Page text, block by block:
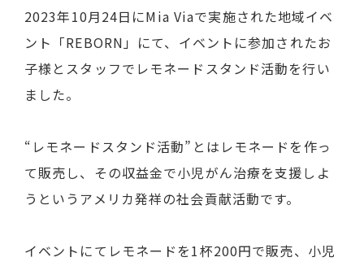
2023年10月24日にMia Viaで実施された地域イベ
ント「REBORN」にて、イベントに参加されたお
子様とスタッフでレモネードスタンド活動を行い
ました。
“レモネードスタンド活動”とはレモネードを作っ
て販売し、その収益金で小児がん治療を支援しよ
うというアメリカ発祥の社会貢献活動です。
イベントにてレモネードを1杯200円で販売、小児